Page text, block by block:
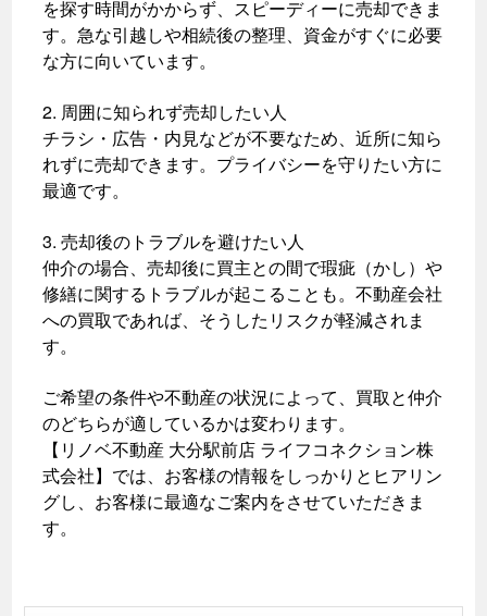
を探す時間がかからず、スピーディーに売却できま
す。急な引越しや相続後の整理、資金がすぐに必要
な方に向いています。
2. 周囲に知られず売却したい人
チラシ・広告・内見などが不要なため、近所に知ら
れずに売却できます。プライバシーを守りたい方に
最適です。
3. 売却後のトラブルを避けたい人
仲介の場合、売却後に買主との間で瑕疵（かし）や
修繕に関するトラブルが起こることも。不動産会社
への買取であれば、そうしたリスクが軽減されま
す。
ご希望の条件や不動産の状況によって、買取と仲介
のどちらが適しているかは変わります。
【リノベ不動産 大分駅前店 ライフコネクション株
式会社】では、お客様の情報をしっかりとヒアリン
グし、お客様に最適なご案内をさせていただきま
す。